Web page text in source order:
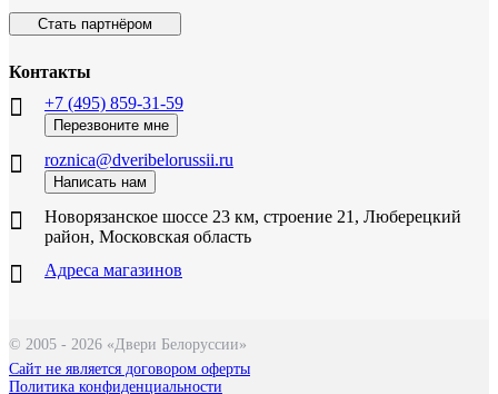
Стать партнёром
Контакты
+7 (495) 859-31-59
Перезвоните мне
roznica@dveribelorussii.ru
Написать нам
Новорязанское шоссе 23 км, строение 21, Люберецкий
район, Московская область
Адреса магазинов
© 2005 - 2026 «Двери Белоруссии»
Сайт не является договором оферты
Политика конфиденциальности